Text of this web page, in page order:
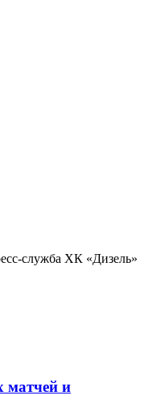
служба ХК «Дизель»
матчей и